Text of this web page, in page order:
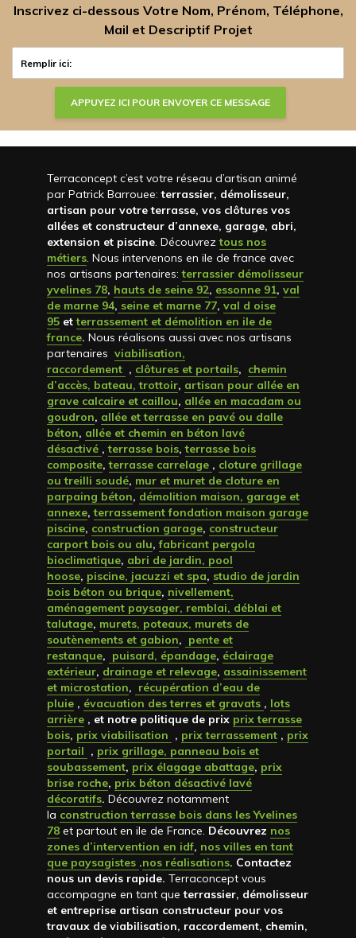
Inscrivez ci-dessous Votre Nom, Prénom, Téléphone,
Mail et Descriptif Projet
Terraconcept c’est votre réseau d’artisan animé
par Patrick Barrouee:terrassier, démolisseur,
artisan pour votre terrasse, vos clôtures vos
allées et constructeur d’annexe, garage, abri,
extension et piscine. Découvreztous nos
métiers. Nous intervenons en ile de france avec
nos artisans partenaires:terrassier démolisseur
yvelines 78, hauts de seine 92, essonne 91, val
de marne 94, seine et marne 77, val d oise
95 etterrassement et démolition en ile de
france. Nous réalisons aussi avec nos artisans
partenaires viabilisation,
raccordement , clôtures et portails, chemin
d’accès, bateau, trottoir, artisan pour allée en
grave calcaire et caillou, allée en macadam ou
goudron, allée et terrasse en pavé ou dalle
béton, allée et chemin en béton lavé
désactivé ,terrasse bois,terrasse bois
composite,terrasse carrelage , cloture grillage
ou treilli soudé, mur et muret de cloture en
parpaing béton, démolition maison, garage et
annexe,terrassement fondation maison garage
piscine, construction garage, constructeur
carport bois ou alu,fabricant pergola
bioclimatique, abri de jardin, pool
hoose, piscine, jacuzzi et spa, studio de jardin
bois béton ou brique, nivellement,
aménagement paysager, remblai, déblai et
talutage, murets, poteaux, murets de
soutènements et gabion, pente et
restanque, puisard, épandage, éclairage
extérieur, drainage et relevage, assainissement
et microstation, récupération d’eau de
pluie , évacuation des terres et gravats , lots
arrière , et notre politique de prix prix terrasse
bois, prix viabilisation , prix terrassement , prix
portail , prix grillage, panneau bois et
soubassement, prix élagage abattage, prix
brise roche, prix béton désactivé lavé
décoratifs. Découvrez notamment
la construction terrasse bois dans les Yvelines
78 et partout en ile de France. Découvrez nos
zones d’intervention en idf, nos villes en tant
que paysagistes .nos réalisations. Contactez
nous un devis rapide. Terraconcept vous
accompagne en tant queterrassier, démolisseur
et entreprise artisan constructeur pour vos
travaux de viabilisation, raccordement, chemin,